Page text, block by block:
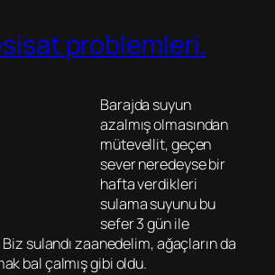
problemleri.
Barajda suyun
azalmış olmasından
mütevellit, geçen
sever neredeyse bir
hafta verdikleri
sulama suyunu bu
sefer 3 gün ile
Biz sulandı zaanedelim, ağaçların da
bal çalmış gibi oldu.